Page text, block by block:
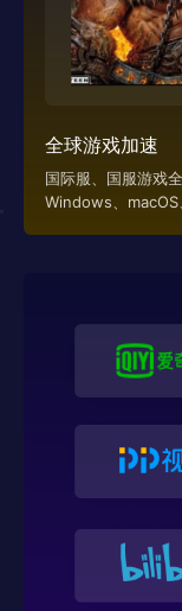
全球游戏加速
国际服、国服游戏
Windows、